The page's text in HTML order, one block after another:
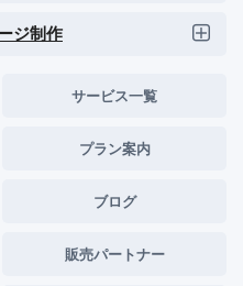
ジ制作
サービス一覧
プラン案内
ブログ
販売パートナー